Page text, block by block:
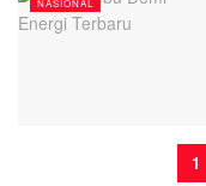
NASIONAL
1